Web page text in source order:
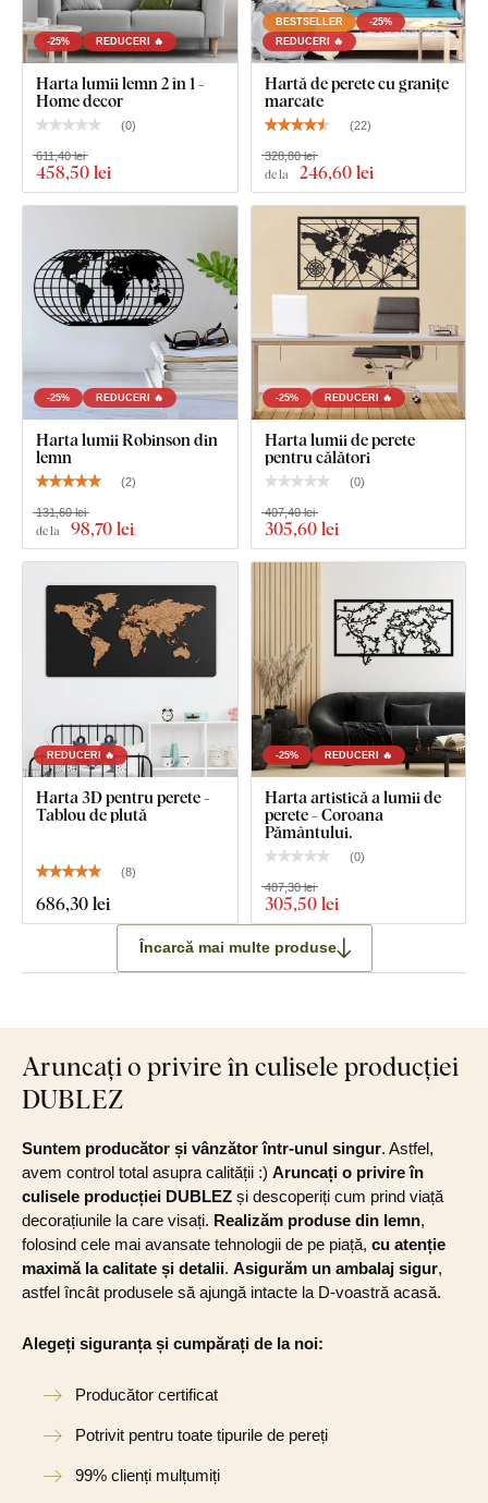
-25% REDUCERI 🔥
Harta lumii lemn 2 în 1 -
Home decor
(0)
458,50 lei
611,40 lei
BESTSELLER
-25%
REDUCERI 🔥
Hartă de perete cu granițe
marcate
(22)
de la 246,60 lei
328,80 lei
-25% REDUCERI 🔥
Harta lumii Robinson din
lemn
(2)
de la 98,70 lei
131,60 lei
-25% REDUCERI 🔥
Harta lumii de perete
pentru călători
(0)
305,60 lei
407,40 lei
REDUCERI 🔥
Harta 3D pentru perete -
Tablou de plută
(8)
686,30 lei
-25% REDUCERI 🔥
Harta artistică a lumii de
perete - Coroana
Pământului.
(0)
305,50 lei
407,30 lei
Încarcă mai multe produse
Aruncați o privire în culisele producției
DUBLEZ
Suntem producător și vânzător într-unul singur. Astfel,
avem control total asupra calității :) Aruncați o privire în
culisele producției DUBLEZ și descoperiți cum prind viață
decorațiunile la care visați. Realizăm produse din lemn,
folosind cele mai avansate tehnologii de pe piață, cu atenție
maximă la calitate și detalii. Asigurăm un ambalaj sigur,
astfel încât produsele să ajungă intacte la D-voastră acasă.
Alegeți siguranța și cumpărați de la noi:
Producător certificat
Potrivit pentru toate tipurile de pereți
99% clienți mulțumiți